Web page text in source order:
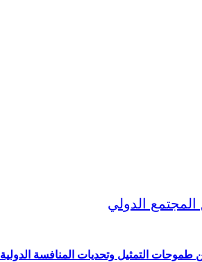
طموحات التمثيل وتحديات المنافسة الدولية